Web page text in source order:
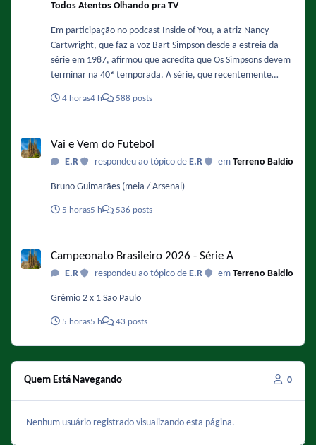
nos-cinemas-confira
Todos Atentos Olhando pra TV
Em participação no podcast Inside of You, a atriz Nancy
Cartwright, que faz a voz Bart Simpson desde a estreia da
série em 1987, afirmou que acredita que Os Simpsons devem
terminar na 40ª temporada. A série, que recentemente
temporada, já tem renovação garantida até a temporada 40,
https://www.omelete.com.br/series-tv/os-simpsons-voz-de-
bart-serie-vai-acabar-na-40-temporada
4 horas4 h 588 posts
Vai e Vem do Futebol
E.R respondeu ao tópico de E.R emTerreno Baldio
Bruno Guimarães (meia / Arsenal)
5 horas5 h 536 posts
Campeonato Brasileiro 2026 - Série A
E.R respondeu ao tópico de E.R emTerreno Baldio
Grêmio 2 x 1 São Paulo
5 horas5 h 43 posts
Quem Está Navegando 0
Nenhum usuário registrado visualizando esta página.